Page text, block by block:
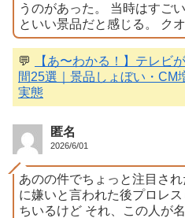
うのがあった。 当時はすご
といい景品だと感じる。 ク
💬
【あ〜わかる！】テレビ
間25選｜景品しょぼい・CM
実態
匿名
2026/6/01
あのの件でちょっと注目さ
に嫌いと言われた後プロレ
ちいるけど それ、この人が